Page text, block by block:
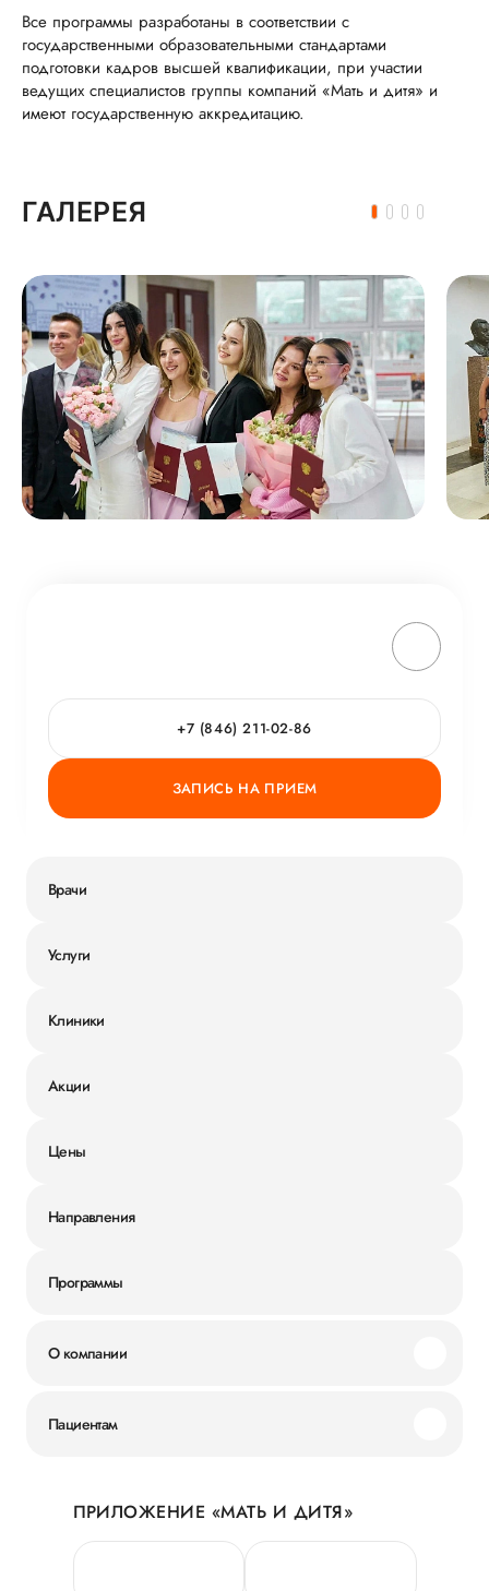
Все программы разработаны в соответствии с
государственными образовательными стандартами
подготовки кадров высшей квалификации, при участии
ведущих специалистов группы компаний «Мать и дитя» и
имеют государственную аккредитацию.
ГАЛЕРЕЯ
+7 (846) 211-02-86
ЗАПИСЬ НА ПРИЕМ
Врачи
Услуги
Клиники
Акции
Цены
Направления
Программы
О компании
Новости
Руководство
Пациентам
Личный кабинет
Персональные данные
ПРИЛОЖЕНИЕ «МАТЬ И ДИТЯ»